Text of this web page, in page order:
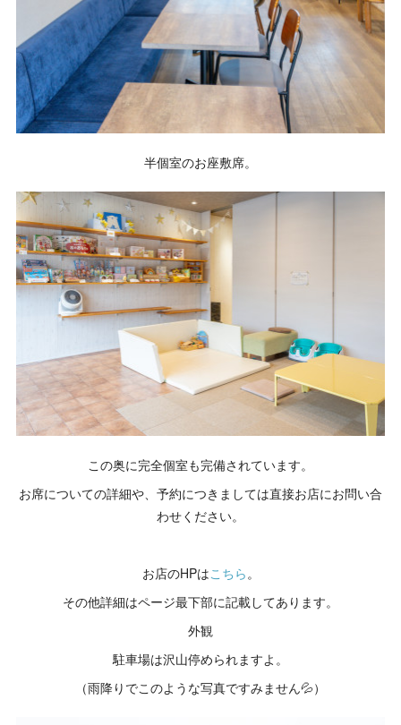
半個室のお座敷席。
この奥に完全個室も完備されています。
お席についての詳細や、予約につきましては直接お店にお問い合
わせください。
お店のHPはこちら 。
その他詳細はページ最下部に記載してあります。
外観
駐車場は沢山停められますよ。
（雨降りでこのような写真ですみません💦）